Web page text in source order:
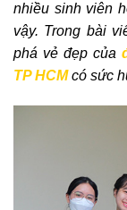
nhiều sinh viên
vậy. Trong bài
phá vẻ đẹp của
TP HCMcó sức